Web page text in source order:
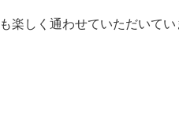
楽しく通わせていただいて